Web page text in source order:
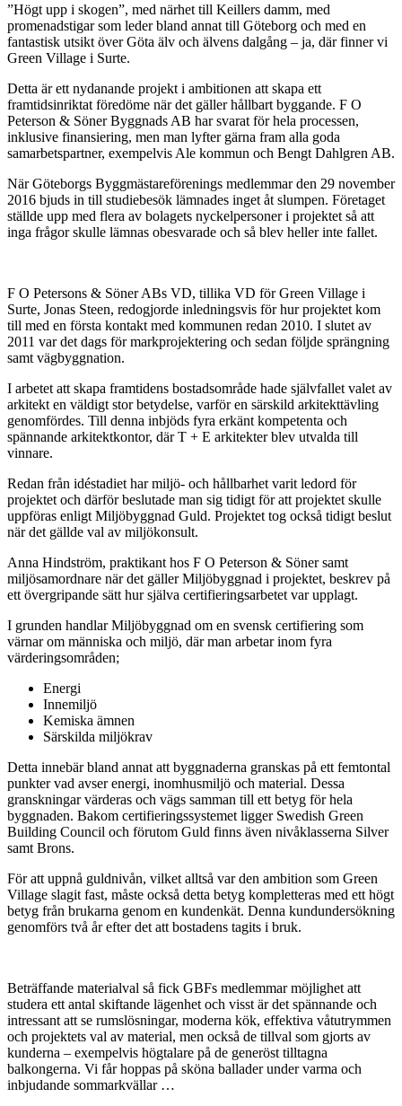
”Högt upp i skogen”, med närhet till Keillers damm, med
promenadstigar som leder bland annat till Göteborg och med en
fantastisk utsikt över Göta älv och älvens dalgång – ja, där finner vi
Green Village i Surte.
Detta är ett nydanande projekt i ambitionen att skapa ett
framtidsinriktat föredöme när det gäller hållbart byggande. F O
Peterson & Söner Byggnads AB har svarat för hela processen,
inklusive finansiering, men man lyfter gärna fram alla goda
samarbetspartner, exempelvis Ale kommun och Bengt Dahlgren AB.
När Göteborgs Byggmästareförenings medlemmar den 29 november
2016 bjuds in till studiebesök lämnades inget åt slumpen. Företaget
ställde upp med flera av bolagets nyckelpersoner i projektet så att
inga frågor skulle lämnas obesvarade och så blev heller inte fallet.
F O Petersons & Söner ABs VD, tillika VD för Green Village i
Surte, Jonas Steen, redogjorde inledningsvis för hur projektet kom
till med en första kontakt med kommunen redan 2010. I slutet av
2011 var det dags för markprojektering och sedan följde sprängning
samt vägbyggnation.
I arbetet att skapa framtidens bostadsområde hade självfallet valet av
arkitekt en väldigt stor betydelse, varför en särskild arkitekttävling
genomfördes. Till denna inbjöds fyra erkänt kompetenta och
spännande arkitektkontor, där T + E arkitekter blev utvalda till
vinnare.
Redan från idéstadiet har miljö- och hållbarhet varit ledord för
projektet och därför beslutade man sig tidigt för att projektet skulle
uppföras enligt Miljöbyggnad Guld. Projektet tog också tidigt beslut
när det gällde val av miljökonsult.
Anna Hindström, praktikant hos F O Peterson & Söner samt
miljösamordnare när det gäller Miljöbyggnad i projektet, beskrev på
ett övergripande sätt hur själva certifieringsarbetet var upplagt.
I grunden handlar Miljöbyggnad om en svensk certifiering som
värnar om människa och miljö, där man arbetar inom fyra
värderingsområden;
Energi
Innemiljö
Kemiska ämnen
Särskilda miljökrav
Detta innebär bland annat att byggnaderna granskas på ett femtontal
punkter vad avser energi, inomhusmiljö och material. Dessa
granskningar värderas och vägs samman till ett betyg för hela
byggnaden. Bakom certifieringssystemet ligger Swedish Green
Building Council och förutom Guld finns även nivåklasserna Silver
samt Brons.
För att uppnå guldnivån, vilket alltså var den ambition som Green
Village slagit fast, måste också detta betyg kompletteras med ett högt
betyg från brukarna genom en kundenkät. Denna kundundersökning
genomförs två år efter det att bostadens tagits i bruk.
Beträffande materialval så fick GBFs medlemmar möjlighet att
studera ett antal skiftande lägenhet och visst är det spännande och
intressant att se rumslösningar, moderna kök, effektiva våtutrymmen
och projektets val av material, men också de tillval som gjorts av
kunderna – exempelvis högtalare på de generöst tilltagna
balkongerna. Vi får hoppas på sköna ballader under varma och
inbjudande sommarkvällar …